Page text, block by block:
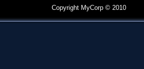
Copyright MyCorp © 2010